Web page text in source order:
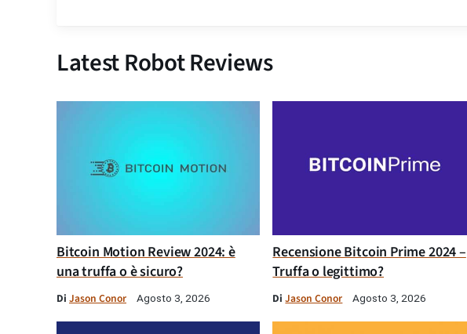
Latest Robot Reviews
Bitcoin Motion Review 2024: è
una truffa o è sicuro?
Di Jason Conor Agosto 3, 2026
Recensione Bitcoin Prime 2024 –
Truffa o legittimo?
DiJason Conor Agosto 3, 2026